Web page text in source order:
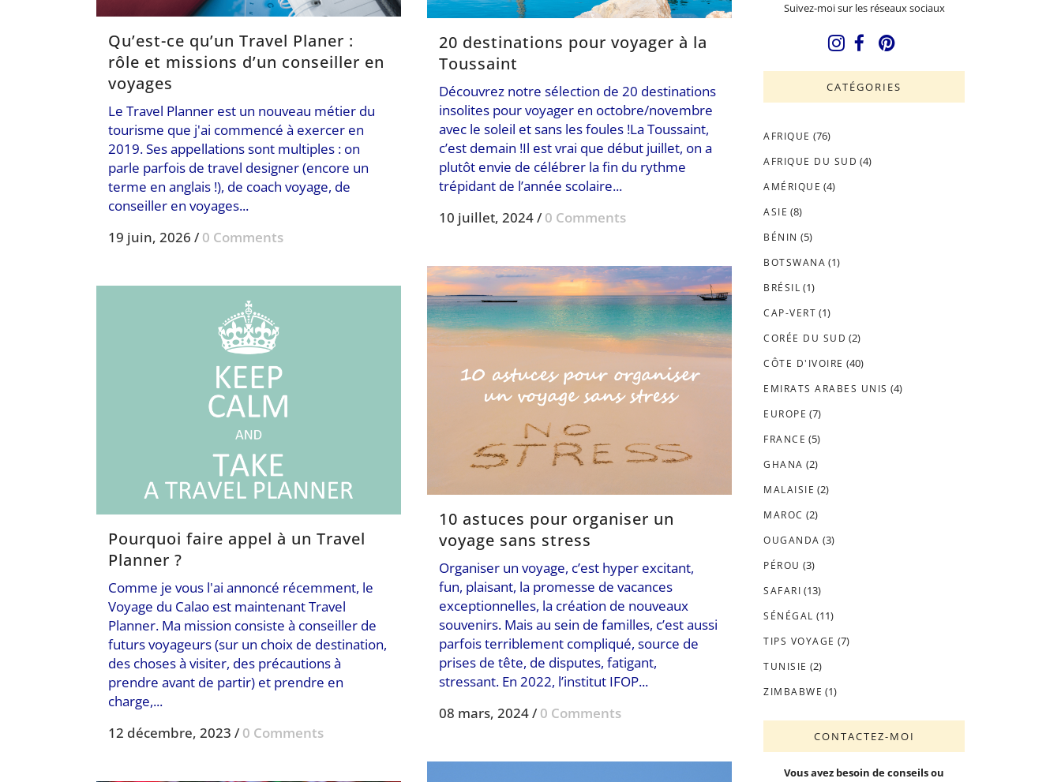
Qu’est-ce qu’un Travel Planer :
rôle et missions d’un conseiller en
voyages
Le Travel Planner est un nouveau métier du
tourisme que j'ai commencé à exercer en
2019. Ses appellations sont multiples : on
parle parfois de travel designer (encore un
terme en anglais !), de coach voyage, de
conseiller en voyages...
19 juin, 2026 / 0 Comments
20 destinations pour voyager à la
Toussaint
Découvrez notre sélection de 20 destinations
insolites pour voyager en octobre/novembre
avec le soleil et sans les foules !La Toussaint,
c’est demain !Il est vrai que début juillet, on a
plutôt envie de célébrer la fin du rythme
trépidant de l’année scolaire...
10 juillet, 2024/ 0 Comments
10 astuces pour organiser un
voyage sans stress
Organiser un voyage, c’est hyper excitant,
fun, plaisant, la promesse de vacances
exceptionnelles, la création de nouveaux
souvenirs. Mais au sein de familles, c’est aussi
parfois terriblement compliqué, source de
prises de tête, de disputes, fatigant,
stressant. En 2022, l’institut IFOP...
08 mars, 2024/ 0 Comments
Pourquoi faire appel à un Travel
Planner ?
Comme je vous l'ai annoncé récemment, le
Voyage du Calao est maintenant Travel
Planner. Ma mission consiste à conseiller de
futurs voyageurs (sur un choix de destination,
des choses à visiter, des précautions à
prendre avant de partir) et prendre en
charge,...
12 décembre, 2023 / 0 Comments
Suivez-moi sur les réseaux sociaux
CATÉGORIES
AFRIQUE (76)
AFRIQUE DU SUD (4)
AMÉRIQUE (4)
ASIE (8)
BÉNIN (5)
BOTSWANA (1)
BRÉSIL (1)
CAP-VERT (1)
CORÉE DU SUD (2)
CÔTE D'IVOIRE (40)
EMIRATS ARABES UNIS (4)
EUROPE (7)
FRANCE (5)
GHANA (2)
MALAISIE (2)
MAROC (2)
OUGANDA (3)
PÉROU (3)
SAFARI (13)
SÉNÉGAL (11)
TIPS VOYAGE (7)
TUNISIE (2)
ZIMBABWE (1)
CONTACTEZ-MOI
Vous avez besoin de conseils ou